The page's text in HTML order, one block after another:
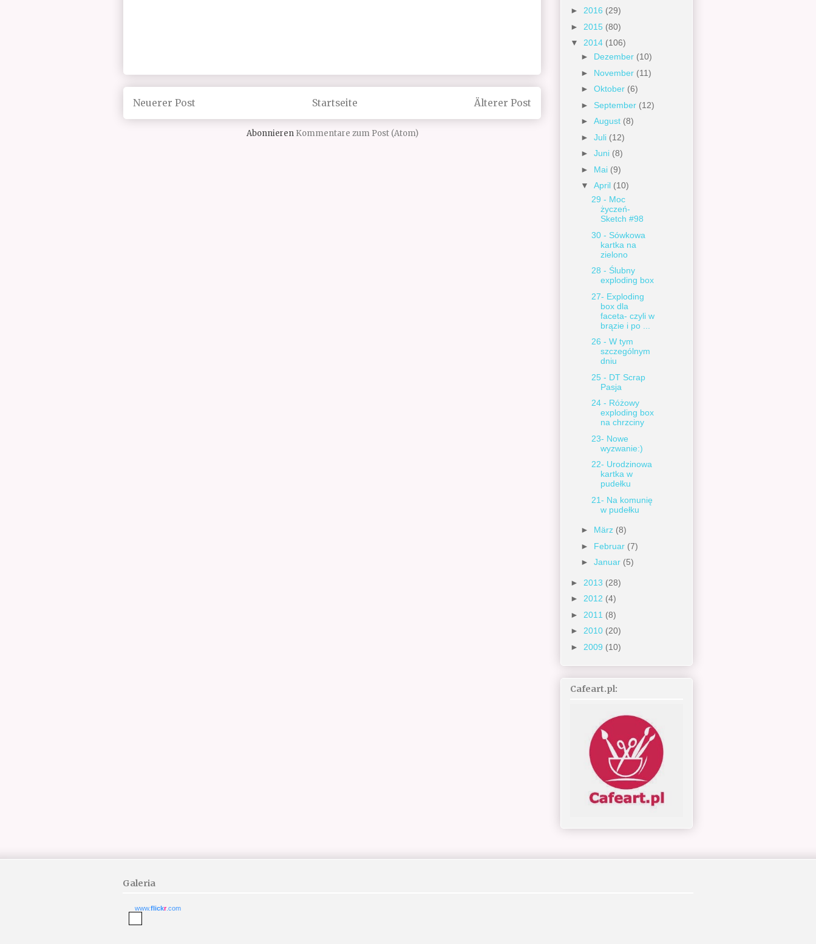
Neuerer Post Älterer Post
Startseite
Abonnieren Kommentare zum Post (Atom)
► 2016 (29)
► 2015 (80)
▼ 2014 (106)
► Dezember (10)
► November (11)
► Oktober (6)
► September (12)
► August (8)
► Juli (12)
► Juni (8)
► Mai (9)
▼ April (10)
29 - Moc
życzeń-
Sketch #98
30 - Sówkowa
kartka na
zielono
28 - Ślubny
exploding box
27- Exploding
box dla
faceta- czyli w
brązie i po ...
26 - W tym
szczególnym
dniu
25 - DT Scrap
Pasja
24 - Różowy
exploding box
na chrzciny
23- Nowe
wyzwanie:)
22- Urodzinowa
kartka w
pudełku
21- Na komunię
w pudełku
► März (8)
► Februar (7)
► Januar (5)
► 2013 (28)
► 2012 (4)
► 2011 (8)
► 2010 (20)
► 2009 (10)
Cafeart.pl:
Galeria
www.flickr .com